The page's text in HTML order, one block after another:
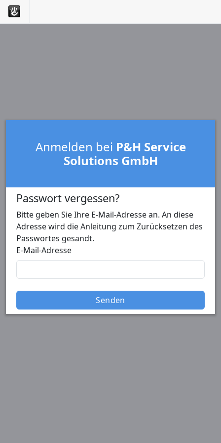
Anmelden bei P&H Service
Solutions GmbH
Passwort vergessen?
Bitte geben Sie Ihre E-Mail-Adresse an. An diese
Adresse wird die Anleitung zum Zurücksetzen des
Passwortes gesandt.
E-Mail-Adresse
Senden